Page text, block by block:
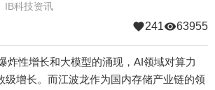
IB科技资讯
241 63955
性增长和大模型的涌现，AI领域对算力
级增长。而江波龙作为国内存储产业链的领